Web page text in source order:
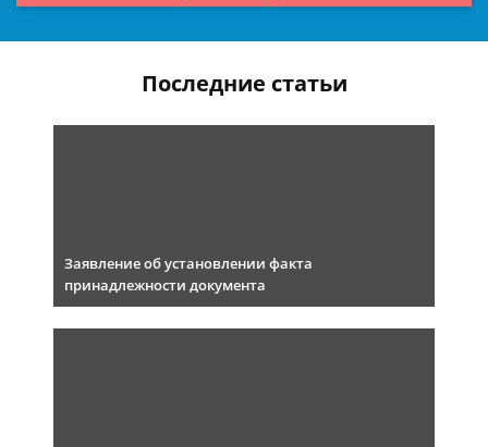
Последние статьи
Заявление об установлении факта
принадлежности документа